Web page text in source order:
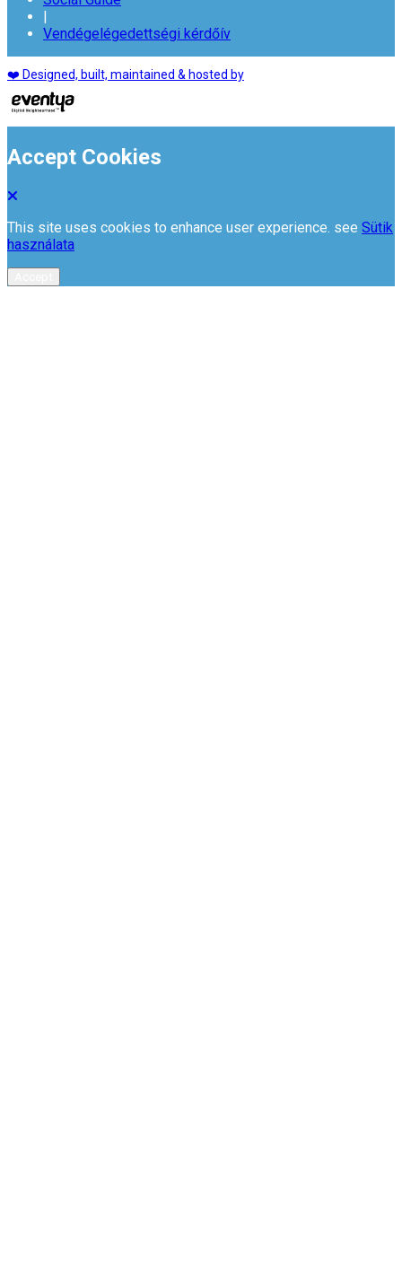
Vendégelégedettségi kérdőív
❤️ Designed, built, maintained & hosted by
Accept Cookies
This site uses cookies to enhance user experience. see Sütik
használata